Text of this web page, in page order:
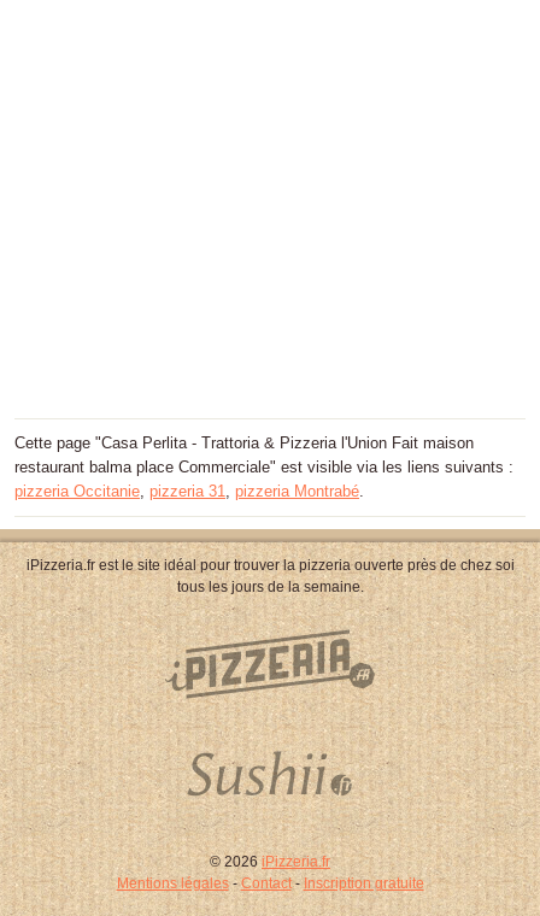
Cette page "Casa Perlita - Trattoria & Pizzeria l'Union Fait maison
restaurant balma place Commerciale" est visible via les liens suivants :
pizzeria Occitanie pizzeria 31 pizzeria Montrabé
iPizzeria.fr est le site idéal pour trouver la pizzeria ouverte près de chez soi
tous les jours de la semaine.
© 2026 iPizzeria.fr
Mentions légales-Contact-Inscription gratuite